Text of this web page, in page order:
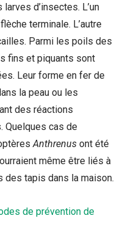
d’insectes. L’un
terminale. L’autre
Parmi les poils des
fins et piquants sont
Leur forme en fer de
la peau ou les
des réactions
Quelques cas de
Anthrenus ont été
même être liés à
des tapis dans la maison.
de prévention de